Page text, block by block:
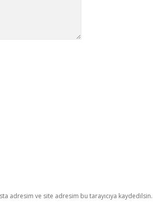
adresim ve site adresim bu tarayıcıya kaydedilsin.